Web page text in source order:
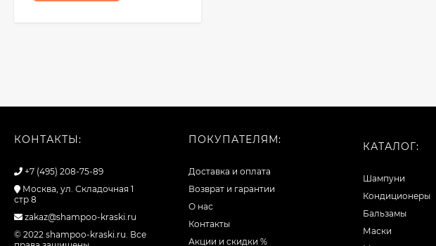
КОНТАКТЫ:
+7 (495) 208-75-89
Москва, ул. Складочная 1
стр 8
zakaz@shampoo-kraski.ru
© 2022 shampoo-kraski.ru. Все
ПОКУПАТЕЛЯМ:
Доставка и оплата
Возврат и гарантии
О нас
Контакты
Акции и скидки %
КАТАЛОГ:
Шампуни
Кондиционеры
Бальзамы
Маски